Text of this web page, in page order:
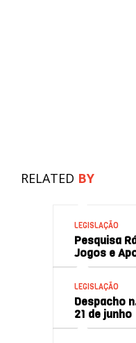
RELATED BY
LEGISLAÇÃO
Pesquisa
Jogos e
LEGISLAÇÃO
Despacho
21 de junho